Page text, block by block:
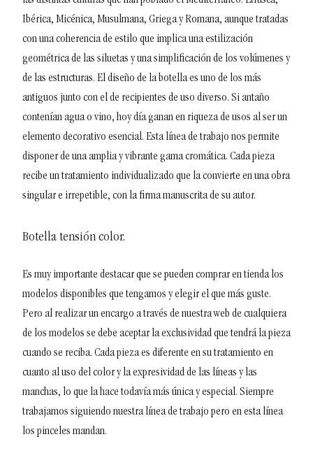
Ibérica, Micénica, Musulmana, Griega y Romana, aunque tratadas
con una coherencia de estilo que implica una estilización
geométrica de las siluetas y una simplificación de los volúmenes y
de las estructuras. El diseño de la botella es uno de los más
antiguos junto con el de recipientes de uso diverso. Si antaño
contenían agua o vino, hoy día ganan en riqueza de usos al ser un
elemento decorativo esencial. Esta línea de trabajo nos permite
disponer de una amplia y vibrante gama cromática. Cada pieza
recibe un tratamiento individualizado que la convierte en una obra
singular e irrepetible, con la firma manuscrita de su autor.
Botella tensión color.
Es muy importante destacar que se pueden comprar en tienda los
modelos disponibles que tengamos y elegir el que más guste.
Pero al realizar un encargo a través de nuestra web de cualquiera
de los modelos se debe aceptar la exclusividad que tendrá la pieza
cuando se reciba. Cada pieza es diferente en su tratamiento en
cuanto al uso del color y la expresividad de las líneas y las
manchas, lo que la hace todavía más única y especial. Siempre
trabajamos siguiendo nuestra línea de trabajo pero en esta línea
los pinceles mandan.